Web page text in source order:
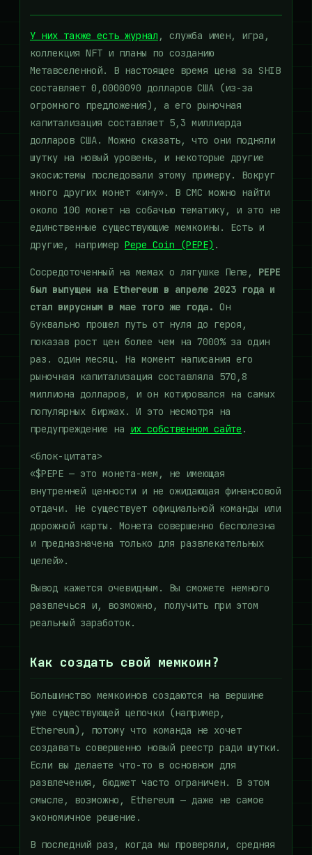
У них также есть журнал , служба имен, игра,
коллекция NFT и планы по созданию
Метавселенной. В настоящее время цена за SHIB
составляет 0,0000090 долларов США (из-за
огромного предложения), а его рыночная
капитализация составляет 5,3 миллиарда
долларов США. Можно сказать, что они подняли
шутку на новый уровень, и некоторые другие
экосистемы последовали этому примеру. Вокруг
много других монет «ину». В CMC можно найти
около 100 монет на собачью тематику, и это не
единственные существующие мемкоины. Есть и
другие, например Pepe Coin (PEPE) .
Сосредоточенный на мемах о лягушке Пепе, PEPE
был выпущен на Ethereum в апреле 2023 года и
стал вирусным в мае того же года. Он
буквально прошел путь от нуля до героя,
показав рост цен более чем на 7000% за один
раз. один месяц. На момент написания его
рыночная капитализация составляла 570,8
миллиона долларов, и он котировался на самых
популярных биржах. И это несмотря на
предупреждение на их собственном сайте .
<блок-цитата>
«$PEPE — это монета-мем, не имеющая
внутренней ценности и не ожидающая финансовой
отдачи. Не существует официальной команды или
дорожной карты. Монета совершенно бесполезна
и предназначена только для развлекательных
целей».
Вывод кажется очевидным. Вы сможете немного
развлечься и, возможно, получить при этом
реальный заработок.
Как создать свой мемкоин?
Большинство мемкоинов создаются на вершине
уже существующей цепочки (например,
Ethereum), потому что команда не хочет
создавать совершенно новый реестр ради шутки.
Если вы делаете что-то в основном для
развлечения, бюджет часто ограничен. В этом
смысле, возможно, Ethereum — даже не самое
экономичное решение.
В последний раз, когда мы проверяли, средняя